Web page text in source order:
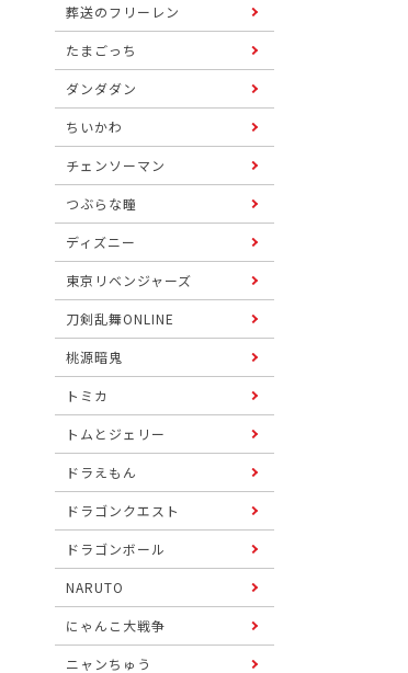
葬送のフリーレン
たまごっち
ダンダダン
ちいかわ
チェンソーマン
つぶらな瞳
ディズニー
東京リベンジャーズ
刀剣乱舞ONLINE
桃源暗鬼
トミカ
トムとジェリー
ドラえもん
ドラゴンクエスト
ドラゴンボール
NARUTO
にゃんこ大戦争
ニャンちゅう